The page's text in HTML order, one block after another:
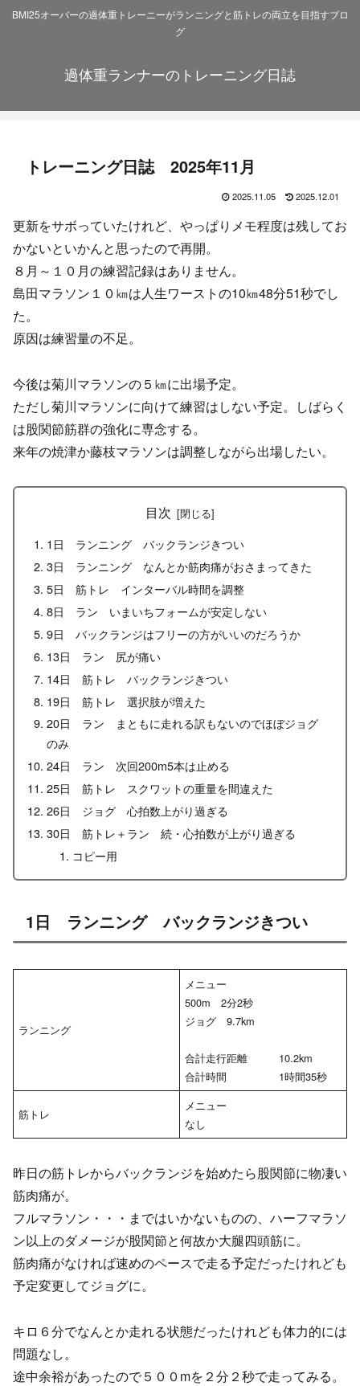
BMI25オーバーの過体重トレーニーがランニングと筋トレの両立を目指すブロ
グ
過体重ランナーのトレーニング日誌
トレーニング日誌 2025年11月
2025.11.05 2025.12.01
更新をサボっていたけれど、やっぱりメモ程度は残してお
かないといかんと思ったので再開。
８月～１０月の練習記録はありません。
島田マラソン１０㎞は人生ワーストの10㎞48分51秒でし
た。
原因は練習量の不足。
今後は菊川マラソンの５㎞に出場予定。
ただし菊川マラソンに向けて練習はしない予定。しばらく
は股関節筋群の強化に専念する。
来年の焼津か藤枝マラソンは調整しながら出場したい。
目次
1日 ランニング バックランジきつい
3日 ランニング なんとか筋肉痛がおさまってきた
5日 筋トレ インターバル時間を調整
8日 ラン いまいちフォームが安定しない
9日 バックランジはフリーの方がいいのだろうか
13日 ラン 尻が痛い
14日 筋トレ バックランジきつい
19日 筋トレ 選択肢が増えた
20日 ラン まともに走れる訳もないのでほぼジョグ
のみ
24日 ラン 次回200m5本は止める
25日 筋トレ スクワットの重量を間違えた
26日 ジョグ 心拍数上がり過ぎる
30日 筋トレ＋ラン 続・心拍数が上がり過ぎる
コピー用
1日 ランニング バックランジきつい
ランニング
メニュー
500m 2分2秒
ジョグ 9.7km
合計走行距離 10.2km
合計時間 1時間35秒
筋トレ
メニュー
なし
昨日の筋トレからバックランジを始めたら股関節に物凄い
筋肉痛が。
フルマラソン・・・まではいかないものの、ハーフマラソ
ン以上のダメージが股関節と何故か大腿四頭筋に。
筋肉痛がなければ速めのペースで走る予定だったけれども
予定変更してジョグに。
キロ６分でなんとか走れる状態だったけれども体力的には
問題なし。
途中余裕があったので５００mを２分２秒で走ってみる。